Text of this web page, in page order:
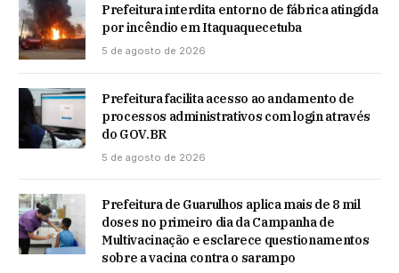
Prefeitura interdita entorno de fábrica atingida
por incêndio em Itaquaquecetuba
5 de agosto de 2026
Prefeitura facilita acesso ao andamento de
processos administrativos com login através
do GOV.BR
5 de agosto de 2026
Prefeitura de Guarulhos aplica mais de 8 mil
doses no primeiro dia da Campanha de
Multivacinação e esclarece questionamentos
sobre a vacina contra o sarampo